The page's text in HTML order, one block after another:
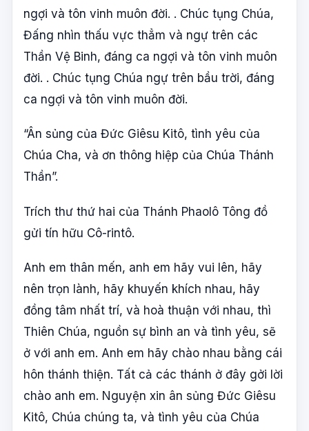
ngợi và tôn vinh muôn đời. . Chúc tụng Chúa,
Đấng nhìn thấu vực thẳm và ngự trên các
Thần Vệ Binh, đáng ca ngợi và tôn vinh muôn
đời. . Chúc tụng Chúa ngự trên bầu trời, đáng
ca ngợi và tôn vinh muôn đời.
“Ân sủng của Đức Giêsu Kitô, tình yêu của
Chúa Cha, và ơn thông hiệp của Chúa Thánh
Thần”.
Trích thư thứ hai của Thánh Phaolô Tông đồ
gửi tín hữu Cô-rintô.
Anh em thân mến, anh em hãy vui lên, hãy
nên trọn lành, hãy khuyến khích nhau, hãy
đồng tâm nhất trí, và hoà thuận với nhau, thì
Thiên Chúa, nguồn sự bình an và tình yêu, sẽ
ở với anh em. Anh em hãy chào nhau bằng cái
hôn thánh thiện. Tất cả các thánh ở đây gởi lời
chào anh em. Nguyện xin ân sủng Đức Giêsu
Kitô, Chúa chúng ta, và tình yêu của Chúa